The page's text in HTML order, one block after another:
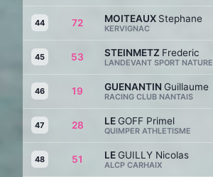
44 72 MOITEAUX Stephane
KERVIGNAC
45 53 STEINMETZ Frederic
LANDEVANT SPORT NATURE
46 19 GUENANTIN Guillaume
RACING CLUB NANTAIS
47 28 LEGOFF Primel
QUIMPER ATHLETISME
48 51 LEGUILLY Nicolas
ALCP CARHAIX